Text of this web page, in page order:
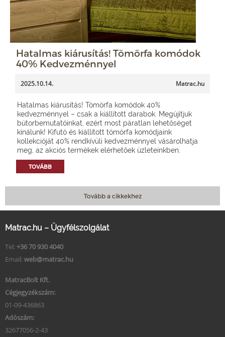
Hatalmas kiárusítás! Tömörfa komódok
40% Kedvezménnyel
2025.10.14. Matrac.hu
Hatalmas kiárusítás! Tömörfa komódok 40%
kedvezménnyel – csak a kiállított darabok. Megújítjuk
bútorbemutatóinkat, ezért most páratlan lehetőséget
kínálunk! Kifutó és kiállított tömörfa komódjaink
kollekcióját 40% rendkívüli kedvezménnyel vásárolhatja
meg, az akciós termékek elérhetőek üzleteinkben.
TOVÁBB
Tovább a cikkekhez
Matrac.hu – Ügyfélszolgálat
Tel: +36 70 930 4040
Email: web@matrac.hu
MatracBolt Kft.
Cégjegyzékszám:
01-09-436863
Adószám:
32677056-2-43